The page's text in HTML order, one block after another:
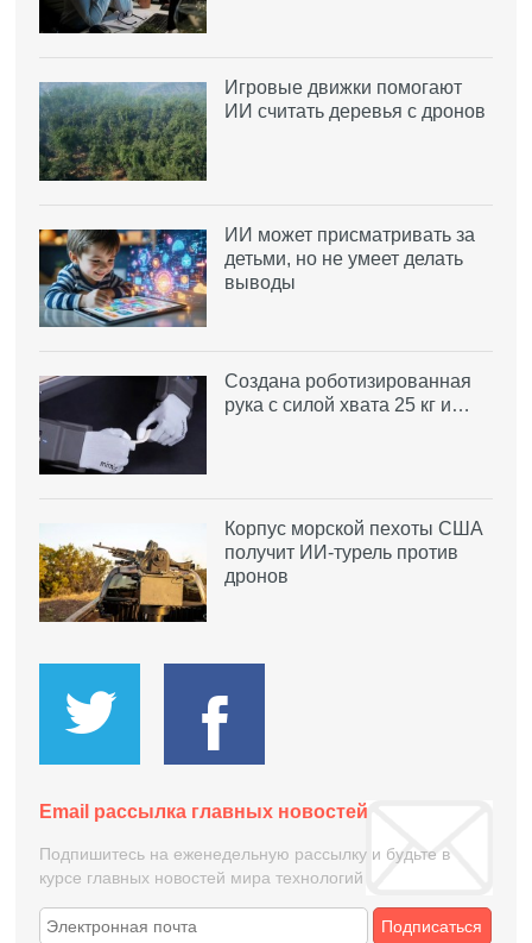
Игровые движки помогают
ИИ считать деревья с дронов
ИИ может присматривать за
детьми, но не умеет делать
выводы
Создана роботизированная
рука с силой хвата 25 кг и…
Корпус морской пехоты США
получит ИИ-турель против
дронов
Email рассылка главных новостей
Подпишитесь на еженедельную рассылку и будьте в
курсе главных новостей мира технологий
Подписаться